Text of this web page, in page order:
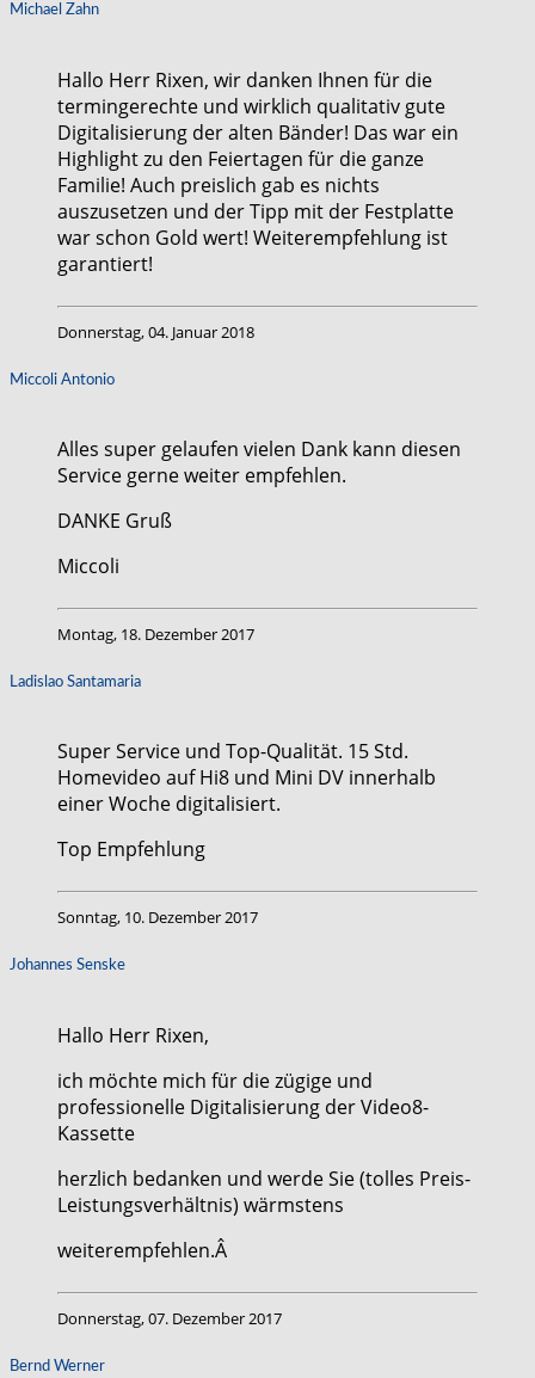
Michael Zahn
Hallo Herr Rixen, wir danken Ihnen für die
termingerechte und wirklich qualitativ gute
Digitalisierung der alten Bänder! Das war ein
Highlight zu den Feiertagen für die ganze
Familie! Auch preislich gab es nichts
auszusetzen und der Tipp mit der Festplatte
war schon Gold wert! Weiterempfehlung ist
garantiert!
Donnerstag, 04. Januar 2018
Miccoli Antonio
Alles super gelaufen vielen Dank kann diesen
Service gerne weiter empfehlen.
DANKE Gruß
Miccoli
Montag, 18. Dezember 2017
Ladislao Santamaria
Super Service und Top-Qualität. 15 Std.
Homevideo auf Hi8 und Mini DV innerhalb
einer Woche digitalisiert.
Top Empfehlung
Sonntag, 10. Dezember 2017
Johannes Senske
Hallo Herr Rixen,
ich möchte mich für die zügige und
professionelle Digitalisierung der Video8-
Kassette
herzlich bedanken und werde Sie (tolles Preis-
Leistungsverhältnis) wärmstens
weiterempfehlen.Â
Donnerstag, 07. Dezember 2017
Bernd Werner